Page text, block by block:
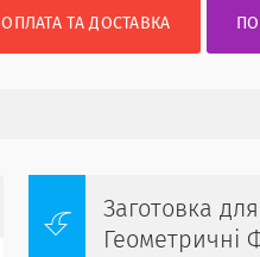
ОПЛАТА ТА ДОСТАВКА
Заготовка
Геометричні